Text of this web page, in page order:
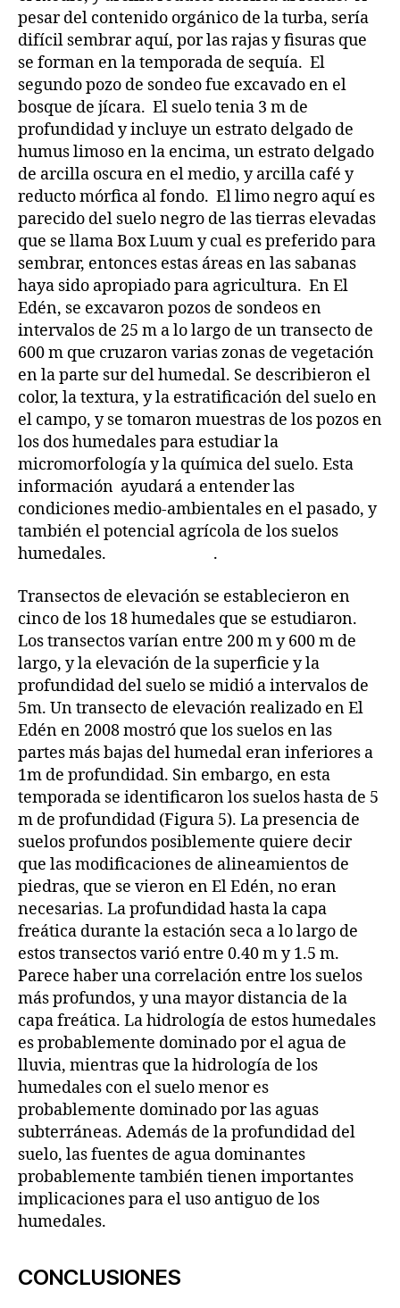
pesar del contenido orgánico de la turba, sería
difícil sembrar aquí, por las rajas y fisuras que
se forman en la temporada de sequía. El
segundo pozo de sondeo fue excavado en el
bosque de jícara. El suelo tenia 3 m de
profundidad y incluye un estrato delgado de
humus limoso en la encima, un estrato delgado
de arcilla oscura en el medio, y arcilla café y
reducto mórfica al fondo. El limo negro aquí es
parecido del suelo negro de las tierras elevadas
que se llama Box Luum y cual es preferido para
sembrar, entonces estas áreas en las sabanas
haya sido apropiado para agricultura. En El
Edén, se excavaron pozos de sondeos en
intervalos de 25 m a lo largo de un transecto de
600 m que cruzaron varias zonas de vegetación
en la parte sur del humedal. Se describieron el
color, la textura, y la estratificación del suelo en
el campo, y se tomaron muestras de los pozos en
los dos humedales para estudiar la
micromorfología y la química del suelo. Esta
información ayudará a entender las
condiciones medio-ambientales en el pasado, y
también el potencial agrícola de los suelos
humedales. .
Transectos de elevación se establecieron en
cinco de los 18 humedales que se estudiaron.
Los transectos varían entre 200 m y 600 m de
largo, y la elevación de la superficie y la
profundidad del suelo se midió a intervalos de
5m. Un transecto de elevación realizado en El
Edén en 2008 mostró que los suelos en las
partes más bajas del humedal eran inferiores a
1m de profundidad. Sin embargo, en esta
temporada se identificaron los suelos hasta de 5
m de profundidad (Figura 5). La presencia de
suelos profundos posiblemente quiere decir
que las modificaciones de alineamientos de
piedras, que se vieron en El Edén, no eran
necesarias. La profundidad hasta la capa
freática durante la estación seca a lo largo de
estos transectos varió entre 0.40 m y 1.5 m.
Parece haber una correlación entre los suelos
más profundos, y una mayor distancia de la
capa freática. La hidrología de estos humedales
es probablemente dominado por el agua de
lluvia, mientras que la hidrología de los
humedales con el suelo menor es
probablemente dominado por las aguas
subterráneas. Además de la profundidad del
suelo, las fuentes de agua dominantes
probablemente también tienen importantes
implicaciones para el uso antiguo de los
humedales.
CONCLUSIONES